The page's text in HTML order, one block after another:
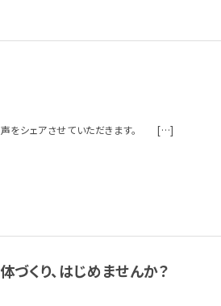
声をシェアさせていただきます。 […]
くり、はじめませんか？